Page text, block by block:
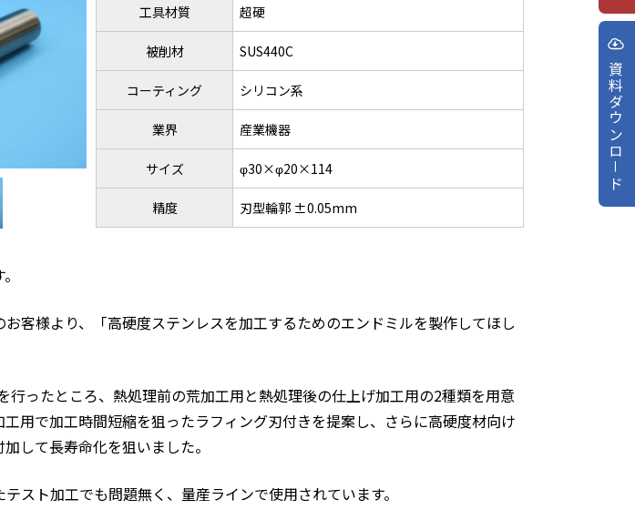
工具材質 超硬
被削材 SUS440C
コーティング シリコン系
業界 産業機器
サイズ φ30×φ20×114
精度 刃型輪郭 ±0.05mm
客様より、「高硬度ステンレスを加工するためのエンドミルを製作してほし
行ったところ、熱処理前の荒加工用と熱処理後の仕上げ加工用の2種類を用意
用で加工時間短縮を狙ったラフィング刃付きを提案し、さらに高硬度材向け
して長寿命化を狙いました。
スト加工でも問題無く、量産ラインで使用されています。
資料ダウンロ－ド